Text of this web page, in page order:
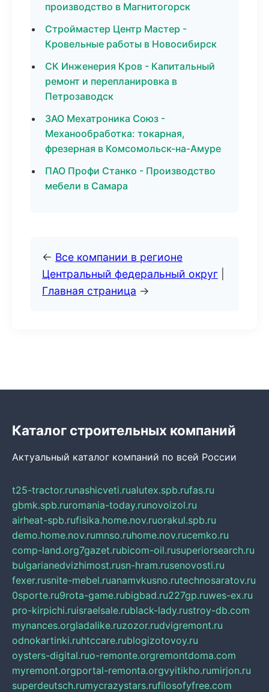
производство в Магнитогорск
Строймастер Центр Мастер -
Кровельные работы в Новосибирск
СК Инженерия Кров - Капитальный
ремонт и перепланировка в
Петрозаводск
ЗАО Мехатроника Союз -
Механообработка: токарная,
фрезерная в Комсомольск-на-Амуре
ПАО Профи Станко - Производство
мебели в Самара
← Все компании в регионе
Центральный федеральный округ
Главная страница →
Каталог строительных компаний
Актуальный каталог компаний по всей России
t25-tractor.runashicveti.rualutex.spb.rufas.ru
gbmk.spb.ruromania-today.runovoizol.ru
airheat-spb.rufisika.home.nov.ruorakul.spb.ru
demo.home.nov.rumnso.ruhome.nov.rucemko.ru
comp-land.org7gazet.rubicom-oil.rusuperiorsearch.ru
bulgarianedvizhimost.rusn-hram.rusenovosti.ru
fexer.rusnite-mebel.ruanamvkusno.rutechnosaratov.ru
0sporte.ru9rota-game.rubigbad.ru227gp.ruwes-ex.ru
pro-kirpichi.ruisraelsale.rublack-lady.rustroy-db.com
mynances.orgladalike.ruzozor.rudvigremont.ru
odnokartinki.ruhtccare.rublogizotovoy.ru
oysters-digital.ruo-remonte.orgremontdoma.com
myremont.orgportal-remonta.orgvyitikho.rumirjon.ru
superdeutsch.rumycrazystars.rufilosofyfree.com